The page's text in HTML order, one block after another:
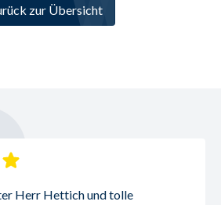
zur Übersicht
Herr Hettich und tolle